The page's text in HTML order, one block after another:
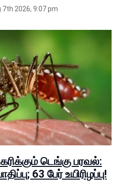
7th 2026, 9:07 pm
டெங்கு பரவல்:
63 பேர் உயிரிழப்பு!